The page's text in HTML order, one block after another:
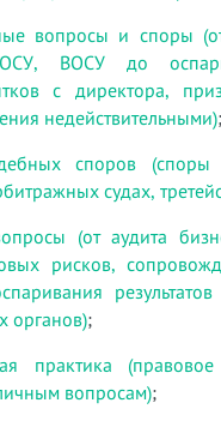
вопросы и споры
ВОСУ до
с директора,
недействительными);
споров
судах,
(от аудита
рисков,
органов);
практика
вопросам);